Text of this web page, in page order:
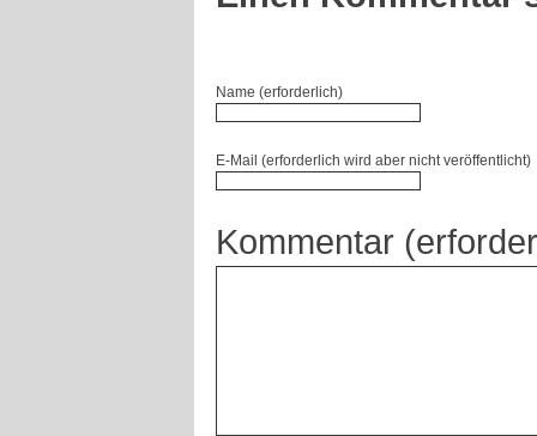
Name (erforderlich)
E-Mail (erforderlich wird aber nicht veröffentlicht)
Kommentar